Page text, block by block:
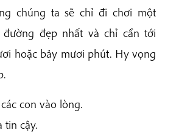
chúng ta sẽ chỉ đi chơi một
đẹp nhất và chỉ cần tới
hoặc bảy mươi phút. Hy vọng
con vào lòng.
tin cậy.